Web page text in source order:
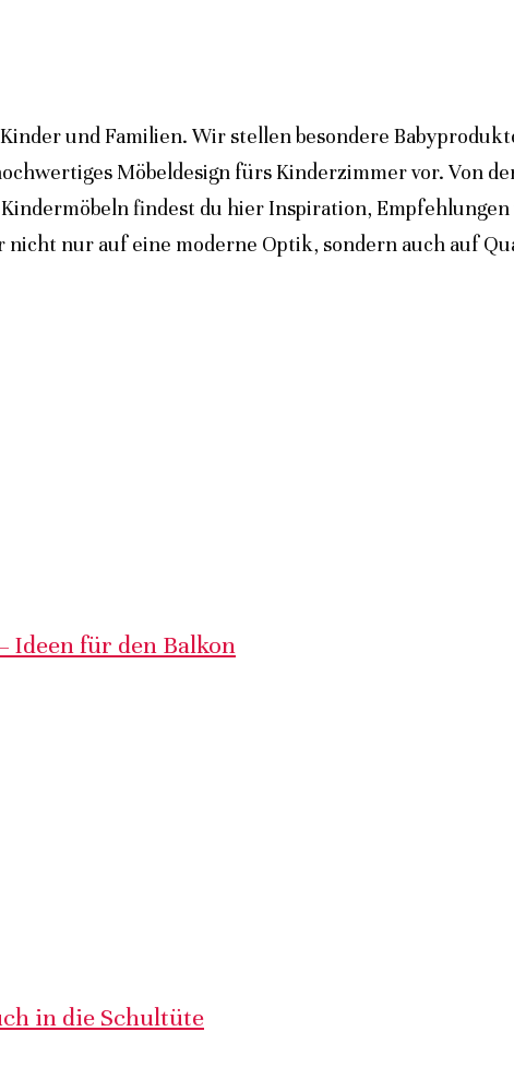
und Familien. Wir stellen besondere
Möbeldesign fürs Kinderzimmer vor. Von
findest du hier Inspiration,
nicht nur auf eine moderne Optik, sondern auch auf
Ideen für den Balkon
in die Schultüte